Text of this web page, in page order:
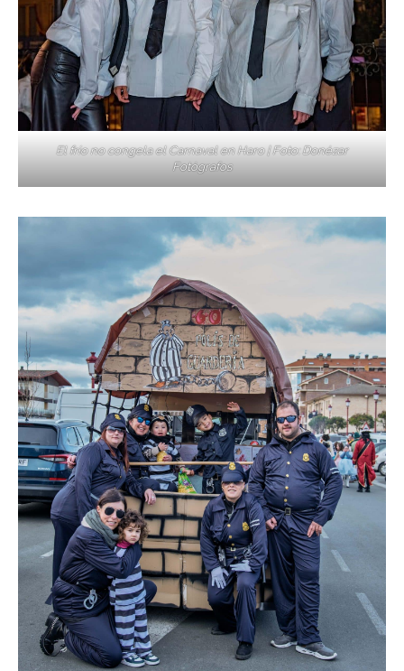
El frío no congela el Carnaval en Haro | Foto: Donézar
Fotógrafos